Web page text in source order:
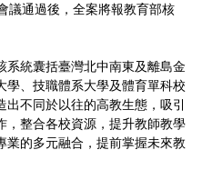
議通過後，全案將報教育部核
系統囊括臺灣北中南東及離島金
學、技職體系大學及體育單科校
不同於以往的高教生態，吸引
，整合各校資源，提升教師教學
業的多元融合，提前掌握未來教